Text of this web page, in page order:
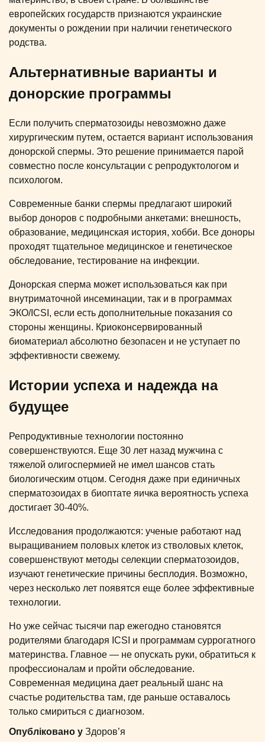
европейских государств признаются украинские
документы о рождении при наличии генетического
родства.
Альтернативные варианты и
донорские программы
Если получить сперматозоиды невозможно даже
хирургическим путем, остается вариант использования
донорской спермы. Это решение принимается парой
совместно после консультации с репродуктологом и
психологом.
Современные банки спермы предлагают широкий
выбор доноров с подробными анкетами: внешность,
образование, медицинская история, хобби. Все доноры
проходят тщательное медицинское и генетическое
обследование, тестирование на инфекции.
Донорская сперма может использоваться как при
внутриматочной инсеминации, так и в программах
ЭКО/ICSI, если есть дополнительные показания со
стороны женщины. Криоконсервированный
биоматериал абсолютно безопасен и не уступает по
эффективности свежему.
Истории успеха и надежда на
будущее
Репродуктивные технологии постоянно
совершенствуются. Еще 30 лет назад мужчина с
тяжелой олигоспермией не имел шансов стать
биологическим отцом. Сегодня даже при единичных
сперматозоидах в биоптате яичка вероятность успеха
достигает 30-40%.
Исследования продолжаются: ученые работают над
выращиванием половых клеток из стволовых клеток,
совершенствуют методы селекции сперматозоидов,
изучают генетические причины бесплодия. Возможно,
через несколько лет появятся еще более эффективные
технологии.
Но уже сейчас тысячи пар ежегодно становятся
родителями благодаря ICSI и программам суррогатного
материнства. Главное — не опускать руки, обратиться к
профессионалам и пройти обследование.
Современная медицина дает реальный шанс на
счастье родительства там, где раньше оставалось
только смириться с диагнозом.
Опубліковано у Здоров’я